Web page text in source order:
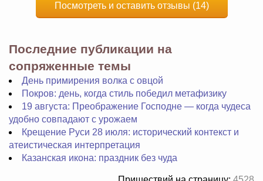
Посмотреть и оставить отзывы (14)
Последние публикации на
сопряженные темы
День примирения волка с овцой
Покров: день, когда стиль победил метафизику
19 августа: Преображение Господне — когда чудеса
удобно совпадают с урожаем
Крещение Руси 28 июля: исторический контекст и
атеистическая интерпретация
Казанская икона: праздник без чуда